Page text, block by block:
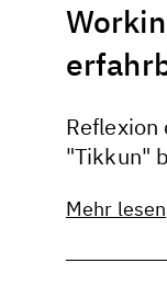
Reflexion
"Tikkun"
Mehr lesen